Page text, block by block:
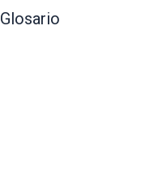
Glosario